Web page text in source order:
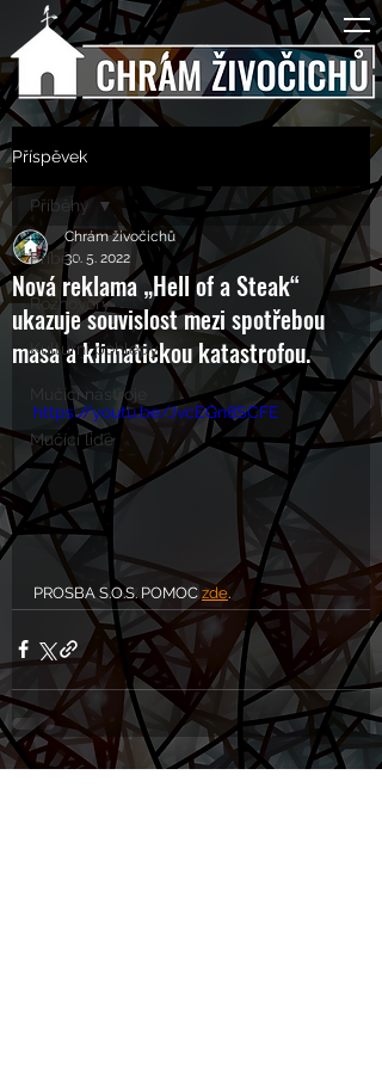
Příspěvek
Příběhy
Rozhovory
Kulturní pohledy
Mučící nástroje
Mučící lidé
Příběhy
Nová reklama „Hell of a Steak“
ukazuje souvislost mezi spotřebou
masa a klimatickou katastrofou.
Chrám živočichů
30. 5. 2022
https://youtu.be/JvcEGn8SCFE
PROSBA S.O.S. POMOC zde.